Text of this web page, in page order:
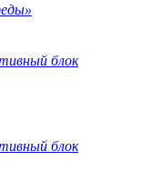
блок
блок